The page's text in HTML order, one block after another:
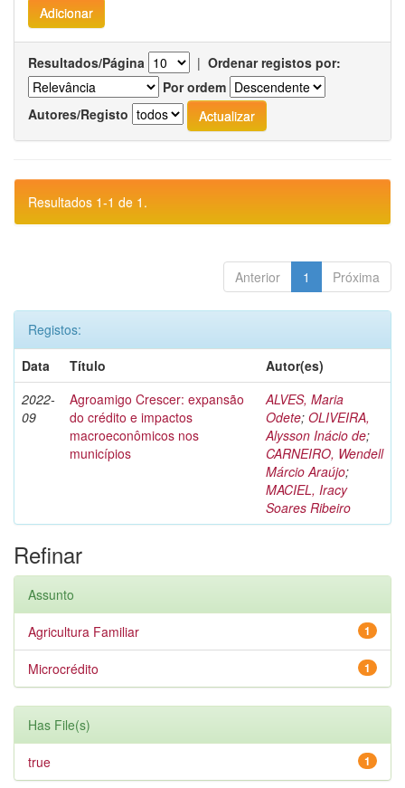
Resultados/Página | Ordenar registos por:
Por ordem
Autores/Registo
Resultados 1-1 de 1.
Anterior 1 Próxima
Registos:
Data
Título
Autor(es)
2022-
09
Agroamigo Crescer: expansão
do crédito e impactos
macroeconômicos nos
municípios
ALVES, Maria
Odete; OLIVEIRA,
Alysson Inácio de;
CARNEIRO, Wendell
Márcio Araújo;
MACIEL, Iracy
Soares Ribeiro
Refinar
Assunto
1
Agricultura Familiar
1
Microcrédito
Has File(s)
1
true